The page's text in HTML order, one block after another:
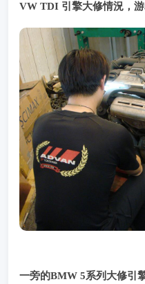
VW TDI 引擎大修情況，
一旁的BMW 5系列大修引